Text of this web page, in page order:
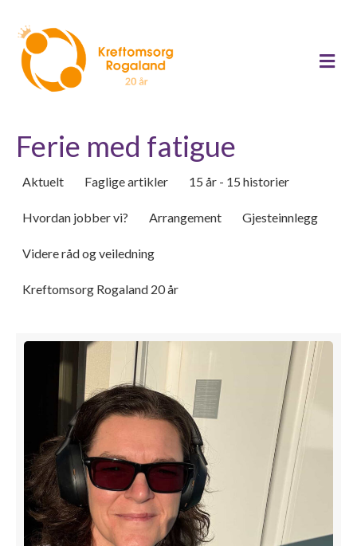
Ferie med fatigue
Aktuelt Faglige artikler 15 år - 15 historier
Hvordan jobber vi? Arrangement Gjesteinnlegg
Videre råd og veiledning
Kreftomsorg Rogaland 20 år